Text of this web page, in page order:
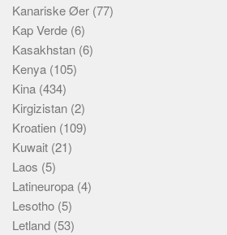
Kanariske Øer (77)
Kap Verde (6)
Kasakhstan (6)
Kenya (105)
Kina (434)
Kirgizistan (2)
Kroatien (109)
Kuwait (21)
Laos (5)
Latineuropa (4)
Lesotho (5)
Letland (53)